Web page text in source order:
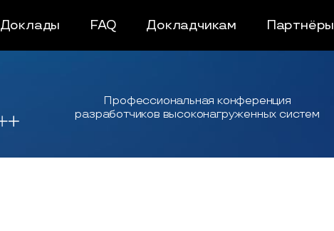
Доклады FAQ Докладчикам Партнёры
Профессиональная конференция
разработчиков высоконагруженных систем